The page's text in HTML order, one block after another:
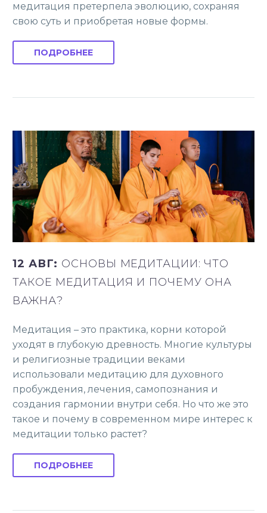
медитация претерпела эволюцию, сохраняя
свою суть и приобретая новые формы.
ПОДРОБНЕЕ
12 АВГ: ОСНОВЫ МЕДИТАЦИИ: ЧТО
ТАКОЕ МЕДИТАЦИЯ И ПОЧЕМУ ОНА
ВАЖНА?
Медитация – это практика, корни которой
уходят в глубокую древность. Многие культуры
и религиозные традиции веками
использовали медитацию для духовного
пробуждения, лечения, самопознания и
создания гармонии внутри себя. Но что же это
такое и почему в современном мире интерес к
медитации только растет?
ПОДРОБНЕЕ